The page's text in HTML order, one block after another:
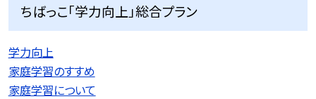
ちばっこ「学力向上」総合プラン
学力向上
家庭学習のすすめ
家庭学習について